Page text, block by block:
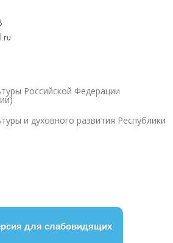
Российской Федерации
и духовного развития Республики
для слабовидящих